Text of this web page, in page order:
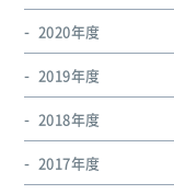
2020年度
2019年度
2018年度
2017年度